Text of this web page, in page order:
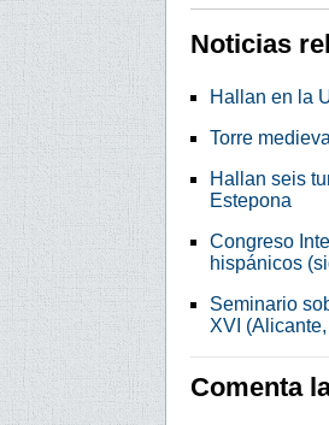
Noticias
Hallan en la
Torre
Hallan seis
Estepona
Congreso
hispánicos
Seminario
XVI
Comenta